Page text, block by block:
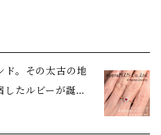
ド。その太古の地
たルビーが誕生